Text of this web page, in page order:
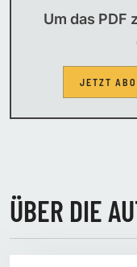
Um das PDF
JETZT
ÜBER DIE